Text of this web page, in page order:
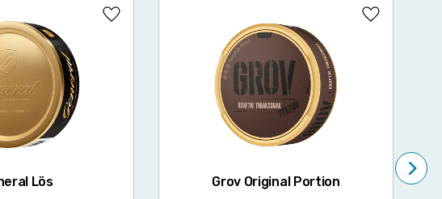
Lös
Lägg till i favoriter
Grov Original Portion
Lägg till i